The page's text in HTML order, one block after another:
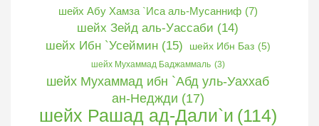
шейх Абу Хамза `Иса аль-Мусанниф (7)
шейх Зейд аль-Уассаби (14)
шейх Ибн `Усеймин (15) шейх Ибн Баз (5)
шейх Мухаммад Баджаммаль (3)
шейх Мухаммад ибн `Абд уль-Уаххаб
ан-Неджди (17)
шейх Рашад ад-Дали`и (114)